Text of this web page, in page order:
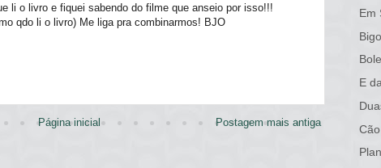
li o livro e fiquei sabendo do filme que anseio por isso!!!
qdo li o livro) Me liga pra combinarmos! BJO
Postagem mais antiga
Página inicial
Em
E